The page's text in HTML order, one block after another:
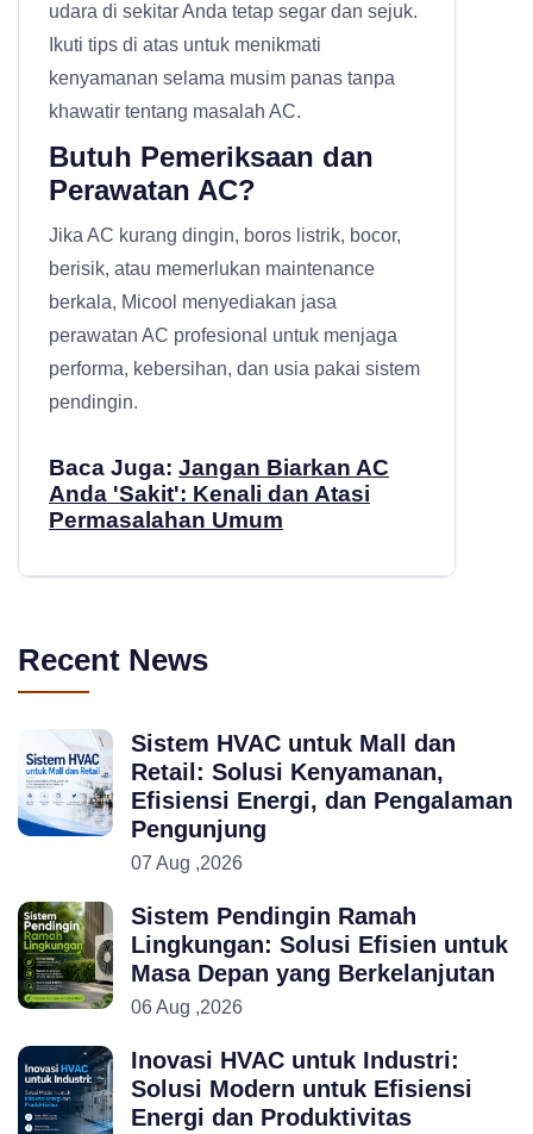
udara di sekitar Anda tetap segar dan sejuk.
Ikuti tips di atas untuk menikmati
kenyamanan selama musim panas tanpa
khawatir tentang masalah AC.
Butuh Pemeriksaan dan
Perawatan AC?
Jika AC kurang dingin, boros listrik, bocor,
berisik, atau memerlukan maintenance
berkala, Micool menyediakan jasa
perawatan AC profesional untuk menjaga
performa, kebersihan, dan usia pakai sistem
pendingin.
Baca Juga: Jangan Biarkan AC
Anda 'Sakit': Kenali dan Atasi
Permasalahan Umum
Recent News
Sistem HVAC untuk Mall dan
Retail: Solusi Kenyamanan,
Efisiensi Energi, dan Pengalaman
Pengunjung
07 Aug ,2026
Sistem Pendingin Ramah
Lingkungan: Solusi Efisien untuk
Masa Depan yang Berkelanjutan
06 Aug ,2026
Inovasi HVAC untuk Industri:
Solusi Modern untuk Efisiensi
Energi dan Produktivitas